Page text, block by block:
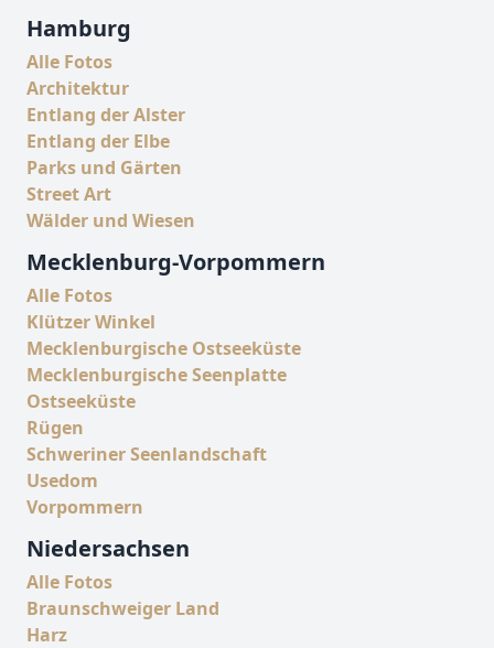
Hamburg
Alle Fotos
Architektur
Entlang der Alster
Entlang der Elbe
Parks und Gärten
Street Art
Wälder und Wiesen
Mecklenburg-Vorpommern
Alle Fotos
Klützer Winkel
Mecklenburgische Ostseeküste
Mecklenburgische Seenplatte
Ostseeküste
Rügen
Schweriner Seenlandschaft
Usedom
Vorpommern
Niedersachsen
Alle Fotos
Braunschweiger Land
Harz